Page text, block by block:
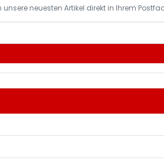
neuesten Artikel direkt in Ihrem